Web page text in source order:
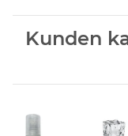
Kunden